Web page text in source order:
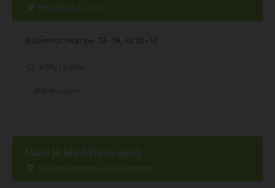
Revonkuja 2, Oulu
Avoinna: ma–pe 10–19, la 10–17
Musti ja Mirri Pietarsaari
Itäinen Rengastie 31, Pietarsaari